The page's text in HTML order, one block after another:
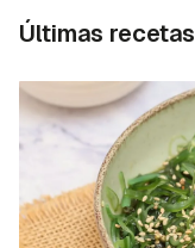
Últimas recetas